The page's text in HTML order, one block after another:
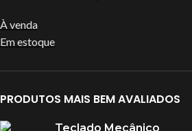
À venda
Em estoque
PRODUTOS MAIS BEM AVALIADOS
Teclado Mecânico